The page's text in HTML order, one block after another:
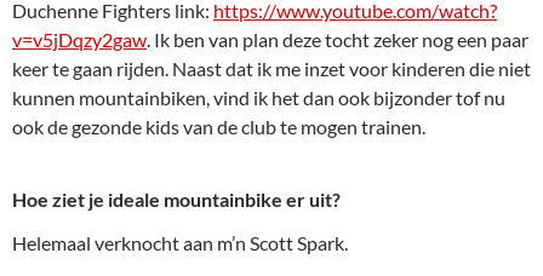
Duchenne Fighters link: https://www.youtube.com/watch?
v=v5jDqzy2gaw. Ik ben van plan deze tocht zeker nog een paar
keer te gaan rijden. Naast dat ik me inzet voor kinderen die niet
kunnen mountainbiken, vind ik het dan ook bijzonder tof nu
ook de gezonde kids van de club te mogen trainen.
Hoe ziet je ideale mountainbike er uit?
Helemaal verknocht aan m’n Scott Spark.